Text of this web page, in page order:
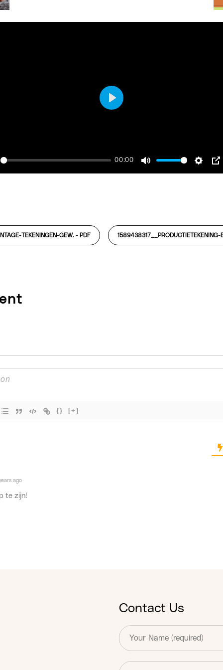
00:00
Play
TEKENINGEN-GEW. - PDF 1589438317__PRODUCTIETEKENING-
{} [+]
ago
te zijn!
Contact Us
T
e
x
E